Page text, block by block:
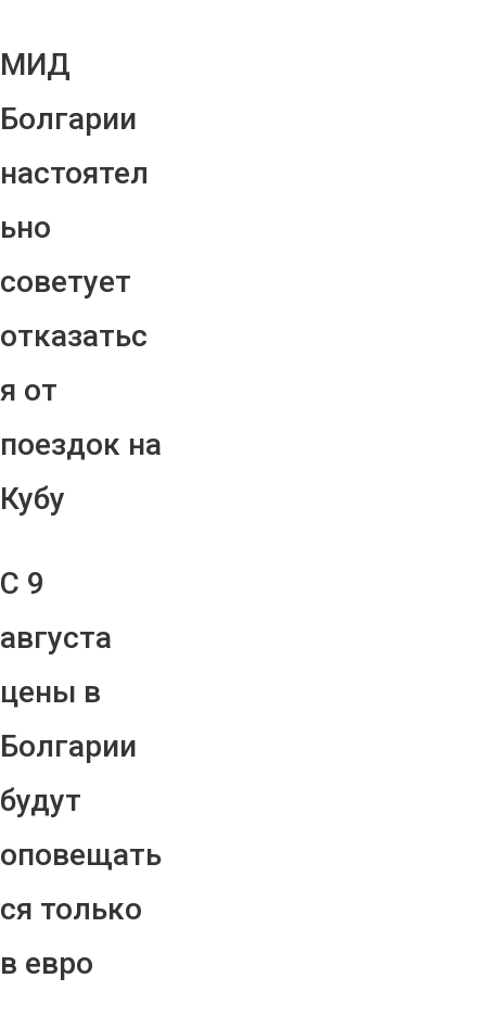
МИД
Болгарии
настоятел
ьно
советует
отказатьс
я от
поездок на
Кубу
С 9
августа
цены в
Болгарии
будут
оповещать
ся только
в евро